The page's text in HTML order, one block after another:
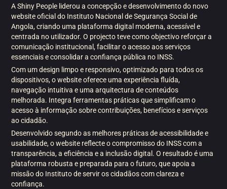
A Shiny People liderou a concepção e desenvolvimento do novo
website oficial do Instituto Nacional de Segurança Social de
Angola, criando uma plataforma digital moderna, acessível e
centrada no utilizador. O projecto teve como objectivo reforçar a
comunicação institucional, facilitar o acesso aos serviços
essenciais e consolidar a confiança pública no INSS.
Com um design limpo e responsivo, optimizado para todos os
dispositivos, o website oferece uma experiência fluída,
navegação intuitiva e uma arquitectura de conteúdos
melhorada. Integra ferramentas práticas que simplificam o
acesso à informação sobre contribuições, benefícios e serviços
ao cidadão.
Desenvolvido segundo as melhores práticas de acessibilidade e
usabilidade, o website reflecte o compromisso do INSS com a
transparência, a eficiência e a inclusão digital. O resultado é uma
plataforma robusta e preparada para o futuro, que apoia a
missão do Instituto de servir os cidadãos com clareza e
confiança.